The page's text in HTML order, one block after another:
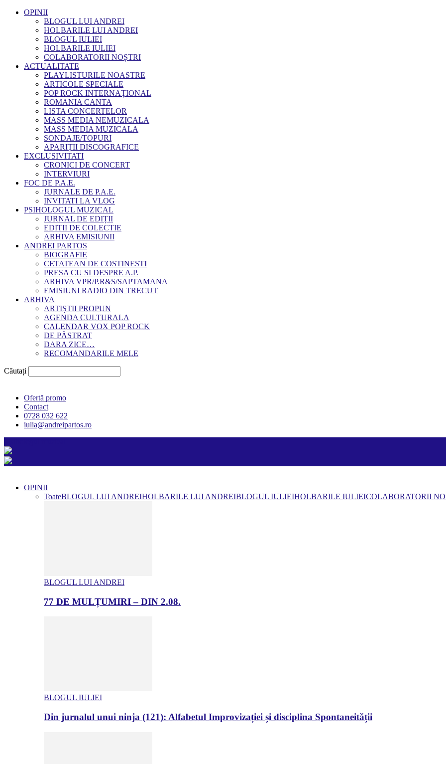
OPINII
BLOGUL LUI ANDREI
HOLBARILE LUI ANDREI
BLOGUL IULIEI
HOLBARILE IULIEI
COLABORATORII NOȘTRI
ACTUALITATE
PLAYLISTURILE NOASTRE
ARTICOLE SPECIALE
POP ROCK INTERNAȚIONAL
ROMANIA CANTA
LISTA CONCERTELOR
MASS MEDIA NEMUZICALA
MASS MEDIA MUZICALA
SONDAJE/TOPURI
APARIȚII DISCOGRAFICE
EXCLUSIVITATI
CRONICI DE CONCERT
INTERVIURI
FOC DE P.A.E.
JURNALE DE P.A.E.
INVITATI LA VLOG
PSIHOLOGUL MUZICAL
JURNAL DE EDIȚII
EDITII DE COLECTIE
ARHIVA EMISIUNII
ANDREI PARTOS
BIOGRAFIE
CETATEAN DE COSTINESTI
PRESA CU SI DESPRE A.P.
ARHIVA VPR/P.R&S/SAPTAMANA
EMISIUNI RADIO DIN TRECUT
ARHIVA
ARTIȘTII PROPUN
AGENDA CULTURALA
CALENDAR VOX POP ROCK
DE PĂSTRAT
DARA ZICE…
RECOMANDARILE MELE
Căutați
Ofertă promo
Contact
0728 032 622
iulia@andreipartos.ro
OPINII
ToateBLOGUL LUI ANDREIHOLBARILE LUI ANDREIBLOGUL IULIEIHOLBARILE IULIEICOLABORATORII
BLOGUL LUI ANDREI
77 DE MULȚUMIRI – DIN 2.08.
BLOGUL IULIEI
Din jurnalul unui ninja (121): Alfabetul Improvizației și disciplina Spontaneității